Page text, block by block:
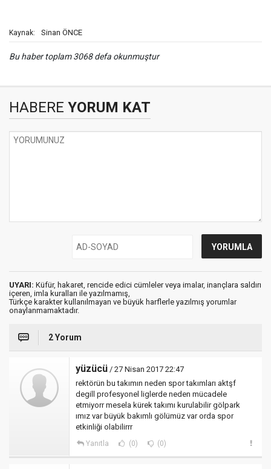
Kaynak: Sinan ÖNCE
Bu haber toplam 3068 defa okunmuştur
HABERE YORUM KAT
UYARI: Küfür, hakaret, rencide edici cümleler veya imalar, inançlara saldırı
içeren, imla kuralları ile yazılmamış,
Türkçe karakter kullanılmayan ve büyük harflerle yazılmış yorumlar
onaylanmamaktadır.
2 Yorum
yüzücü / 27 Nisan 2017 22:47
rektörün bu takımın neden spor takımları aktşf
degill profesyonel liglerde neden mücadele
etmiyorr mesela kürek takımı kurulabilir gölpark
ımız var büyük bakımlı gölümüz var orda spor
etkinliği olabilirrr
Yanıtla (0) (0)